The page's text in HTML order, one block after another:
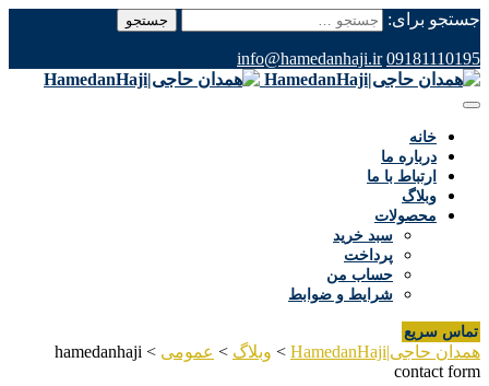
جستجو برای:
09181110195
info@hamedanhaji.ir
خانه
درباره ما
ارتباط با ما
وبلاگ
محصولات
سبد خرید
پرداخت
حساب من
شرایط و ضوابط
تماس سریع
همدان حاجی|HamedanHaji > وبلاگ > عمومی >
hamedanhaji
contact form